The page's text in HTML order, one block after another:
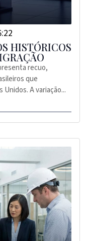
HISTÓRICOS
recuo,
que
Unidos. A variação...